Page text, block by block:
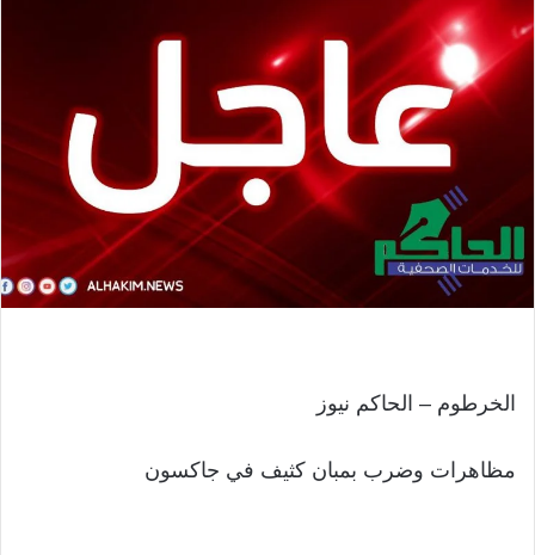
الخرطوم – الحاكم نيوز
مظاهرات وضرب بمبان كثيف في جاكسون